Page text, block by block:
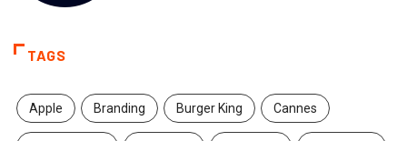
TAGS
Apple Branding Burger King Cannes